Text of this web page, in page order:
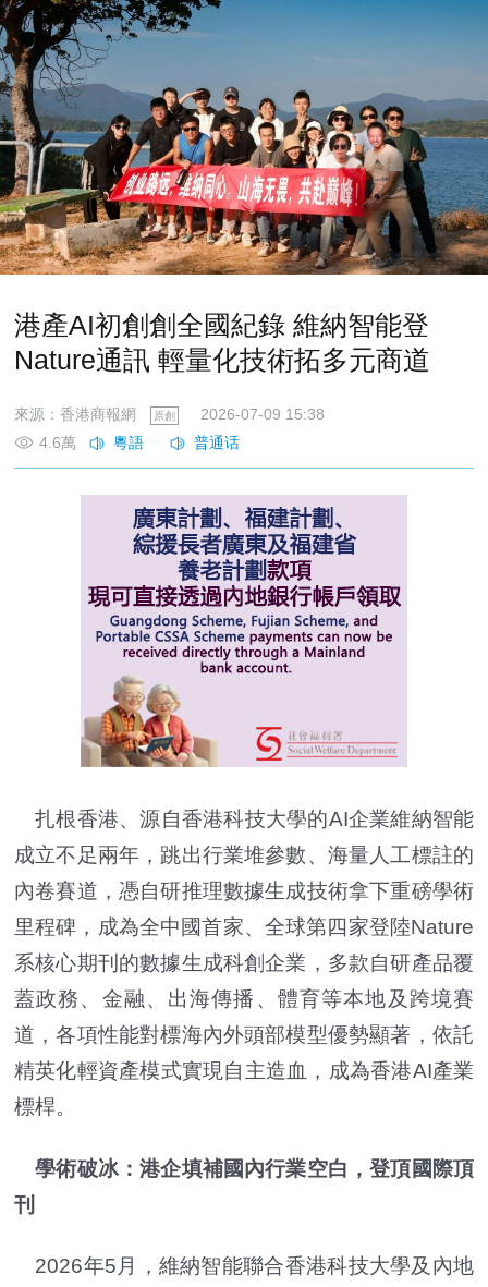
港產AI初創創全國紀錄 維納智能登
Nature通訊 輕量化技術拓多元商道
來源：香港商報網 原創
2026-07-09 15:38
4.6萬
扎根香港、源自香港科技大學的AI企業維納智能
成立不足兩年，跳出行業堆參數、海量人工標註的
內卷賽道，憑自研推理數據生成技術拿下重磅學術
里程碑，成為全中國首家、全球第四家登陸Nature
系核心期刊的數據生成科創企業，多款自研產品覆
蓋政務、金融、出海傳播、體育等本地及跨境賽
道，各項性能對標海內外頭部模型優勢顯著，依託
精英化輕資產模式實現自主造血，成為香港AI產業
標桿。
學術破冰：港企填補國內行業空白，登頂國際頂
刊
2026年5月，維納智能聯合香港科技大學及內地